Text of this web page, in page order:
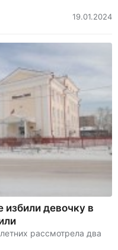
19.01.2024
избили девочку в
рассмотрела два